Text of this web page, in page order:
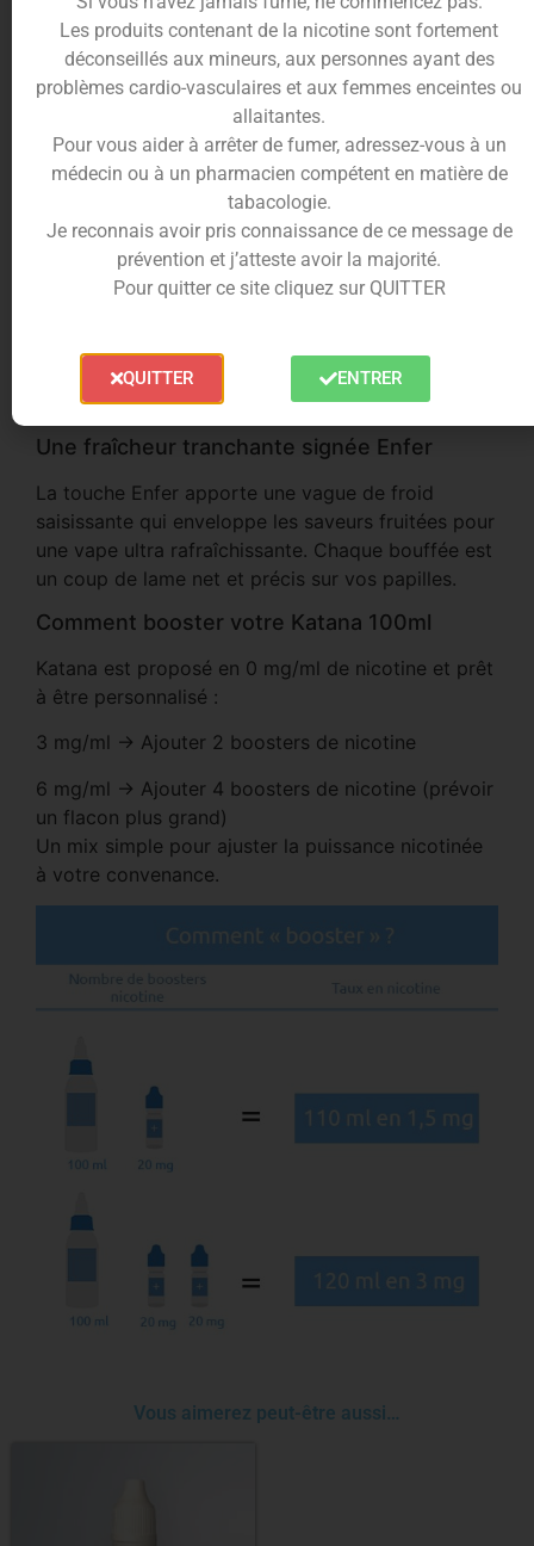
incontesté de la fraîcheur extrême, donne
naissance à Katana. Sa recette marie avec
intensité la gourmandise des fruits rouges à la
douceur acidulée de la cerise, le tout frappé d’une
vague glaciale pour un rendu aromatique
percutant.
Format 100ml pour vapoteurs exigeants
Conditionné en grand format 100ml, Katana vous
offre de longues sessions de vape sans
éclatantes, parfaitement équilibrées pour les
clearomiseurs subohm et les atomiseurs puissants.
Une fraîcheur tranchante signée Enfer
La touche Enfer apporte une vague de froid
saisissante qui enveloppe les saveurs fruitées pour
une vape ultra rafraîchissante. Chaque bouffée est
un coup de lame net et précis sur vos papilles.
Comment booster votre Katana 100ml
Katana est proposé en 0 mg/ml de nicotine et prêt
à être personnalisé :
3 mg/ml → Ajouter 2 boosters de nicotine
6 mg/ml → Ajouter 4 boosters de nicotine (prévoir
un flacon plus grand)
Un mix simple pour ajuster la puissance nicotinée
à votre convenance.
Vous aimerez peut-être aussi…
Les produits contenant de la nicotine sont fortement
déconseillés aux mineurs, aux personnes ayant des
problèmes cardio-vasculaires et aux femmes enceintes ou
allaitantes.
Pour vous aider à arrêter de fumer, adressez-vous à un
médecin ou à un pharmacien compétent en matière de
tabacologie.
Je reconnais avoir pris connaissance de ce message de
prévention et j’atteste avoir la majorité.
Pour quitter ce site cliquez sur QUITTER
QUITTER ENTRER